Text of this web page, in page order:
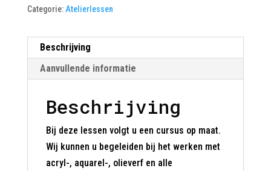
Categorie: Atelierlessen
Beschrijving
Aanvullende informatie
Beschrijving
Bij deze lessen volgt u een cursus op maat.
Wij kunnen u begeleiden bij het werken met
acryl-, aquarel-, olieverf en alle